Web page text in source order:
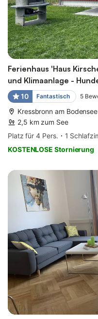
Ferienhaus 'Haus
und Klimaanlage -
10 Fantastisch 5
Kressbronn am
2,5 km zum See
Platz für 4 Pers.
1
KOSTENLOSE Stornierung